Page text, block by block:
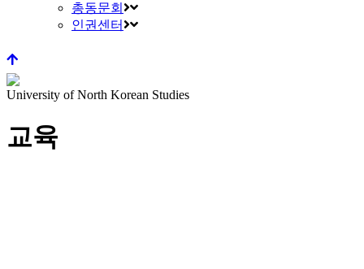
총동문회
인권센터
University of North Korean Studies
교육